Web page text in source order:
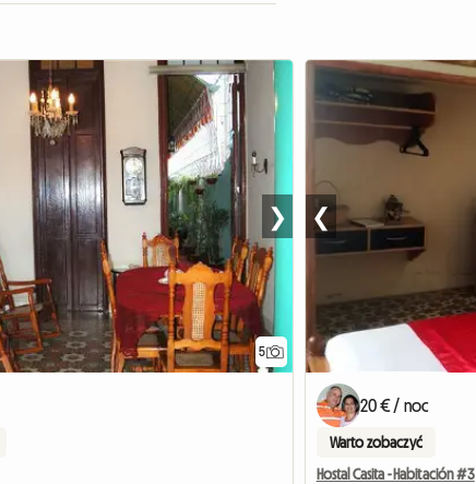
5
❯ ❮
20 € / noc
Warto zobaczyć
Hostal Casita - Habitación #3